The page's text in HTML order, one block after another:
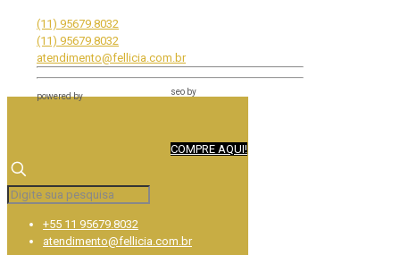
(11) 95679.8032
(11) 95679.8032
atendimento@fellicia.com.br
powered by seo by
COMPRE AQUI!
+55 11 95679.8032
atendimento@fellicia.com.br